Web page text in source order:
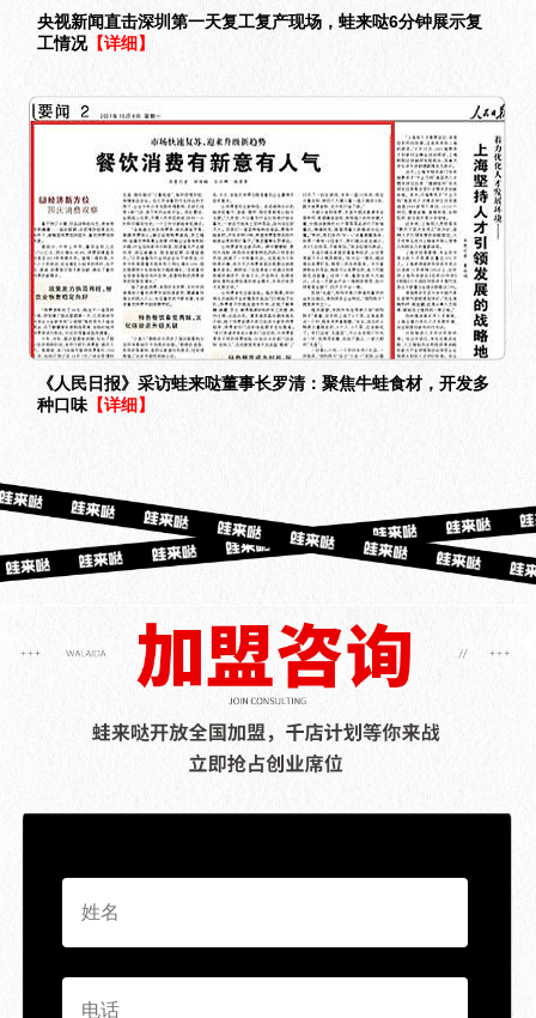
央视新闻直击深圳第一天复工复产现场，蛙来哒6分钟展示复
工情况【详细】
《人民日报》采访蛙来哒董事长罗清：聚焦牛蛙食材，开发多
种口味 【详细】